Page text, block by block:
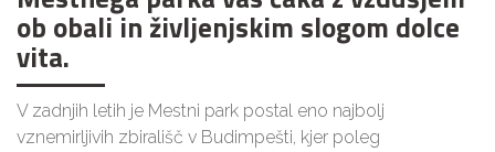
ob obali in življenjskim slogom dolce
vita.
V zadnjih letih je Mestni park postal eno najbolj
vznemirljivih zbirališč v Budimpešti, kjer poleg